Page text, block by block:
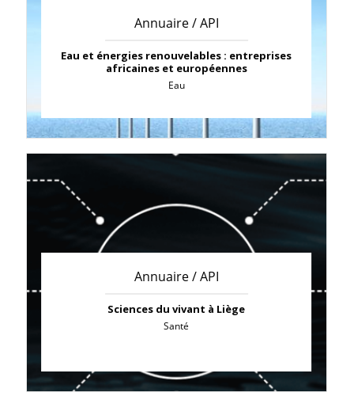
Annuaire / API
Eau et énergies renouvelables : entreprises
africaines et européennes
Eau
Annuaire / API
Sciences du vivant à Liège
Santé